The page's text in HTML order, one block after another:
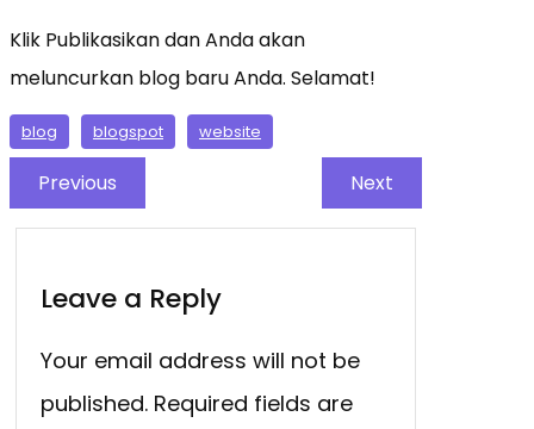
Klik Publikasikan dan Anda akan
meluncurkan blog baru Anda. Selamat!
blog blogspot website
Previous Next
Leave a Reply
Your email address will not be
published. Required fields are